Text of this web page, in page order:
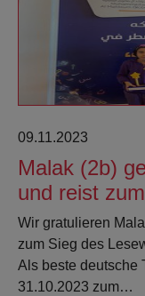
09.11.2023
Malak (2b)
und reist
Wir gratulieren
zum Sieg des
Als beste deutsche
31.10.2023 zum…